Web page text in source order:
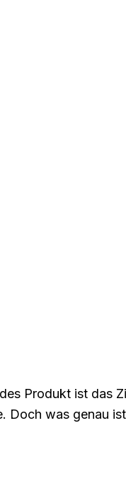
Produkt ist das
Doch was genau